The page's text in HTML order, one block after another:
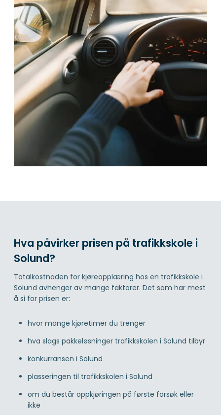
Hva påvirker prisen på trafikkskole i
Solund?
Totalkostnaden for kjøreopplæring hos en trafikkskole i
Solund avhenger av mange faktorer. Det som har mest
å si for prisen er:
hvor mange kjøretimer du trenger
hva slags pakkeløsninger trafikkskolen i Solund tilbyr
konkurransen i Solund
plasseringen til trafikkskolen i Solund
om du består oppkjøringen på første forsøk eller
ikke